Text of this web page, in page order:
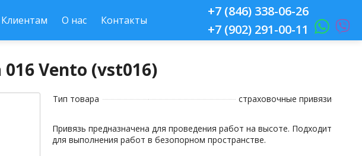
Клиентам О нас Контакты
+7 (846) 338-06-26
+7 (902) 291-00-11
Vento (vst016)
Тип товара страховочные привязи
Привязь предназначена для проведения работ на высоте. Подходит
для выполнения работ в безопорном пространстве.